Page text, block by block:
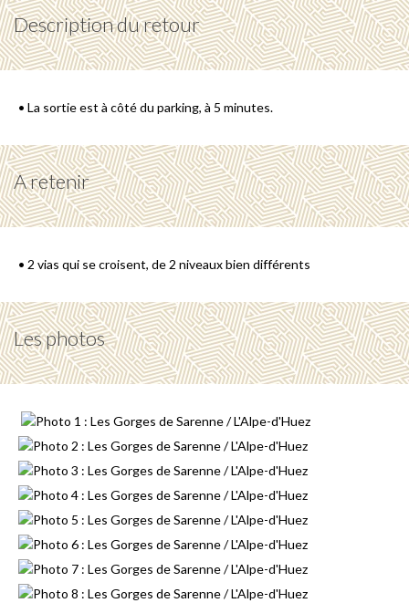
Description du retour
• La sortie est à côté du parking, à 5 minutes.
A retenir
• 2 vias qui se croisent, de 2 niveaux bien différents
Les photos